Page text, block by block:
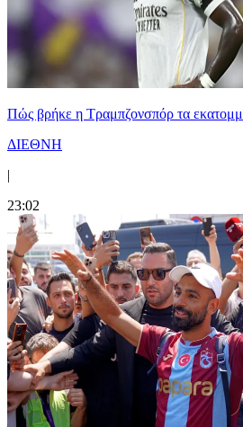
Πώς βρήκε η Τραμπζονσπόρ τα
ΔΙΕΘΝΗ
|
23:02